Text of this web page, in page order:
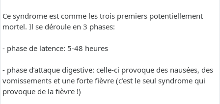
Ce syndrome est comme les trois premiers potentiellement
mortel. Il se déroule en 3 phases:
- phase de latence: 5-48 heures
- phase d’attaque digestive: celle-ci provoque des nausées, des
vomissements et une forte fièvre (c’est le seul syndrome qui
provoque de la fièvre !)